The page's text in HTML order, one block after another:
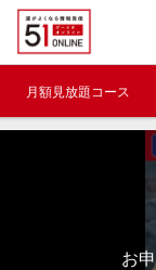
月額見放題コース
お